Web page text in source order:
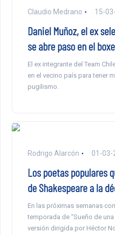
Claudio Medrano 15-
Daniel Muñoz, el ex
se abre paso en el
El ex integrante del Team
en el vecino país para tener
pugilismo.
Rodrigo Alarcón 01-03-
Los poetas populares
de Shakespeare a la
En las próximas semanas
temporada de “Sueño de
versión dirigida por Héctor